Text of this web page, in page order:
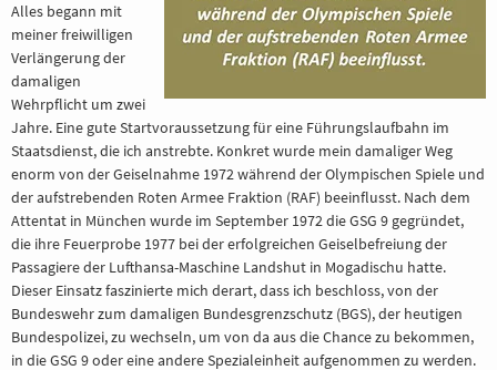
Alles begann mit
meiner freiwilligen
Verlängerung der
damaligen
Wehrpflicht um zwei
Jahre. Eine gute Startvoraussetzung für eine Führungslaufbahn im
Staatsdienst, die ich anstrebte. Konkret wurde mein damaliger Weg
enorm von der Geiselnahme 1972 während der Olympischen Spiele und
der aufstrebenden Roten Armee Fraktion (RAF) beeinflusst. Nach dem
Attentat in München wurde im September 1972 die GSG 9 gegründet,
die ihre Feuerprobe 1977 bei der erfolgreichen Geiselbefreiung der
Passagiere der Lufthansa-Maschine Landshut in Mogadischu hatte.
Dieser Einsatz faszinierte mich derart, dass ich beschloss, von der
Bundeswehr zum damaligen Bundesgrenzschutz (BGS), der heutigen
Bundespolizei, zu wechseln, um von da aus die Chance zu bekommen,
in die GSG 9 oder eine andere Spezialeinheit aufgenommen zu werden.